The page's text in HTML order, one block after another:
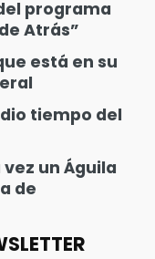
programa
Atrás”
está en su
tiempo del
un Águila
de